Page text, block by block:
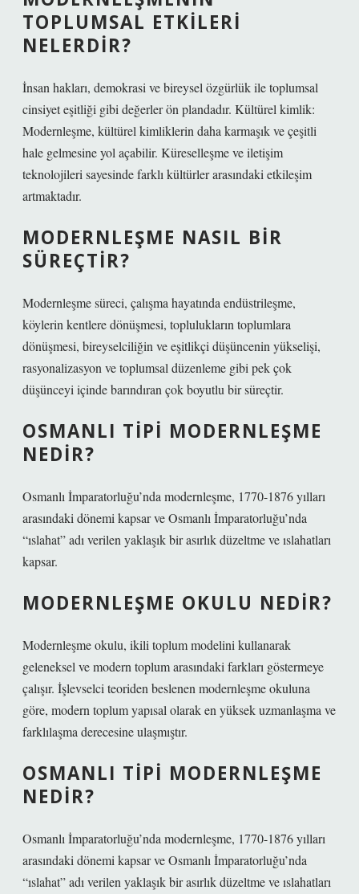
TOPLUMSAL ETKILERI
NELERDIR?
İnsan hakları, demokrasi ve bireysel özgürlük ile toplumsal
cinsiyet eşitliği gibi değerler ön plandadır. Kültürel kimlik:
Modernleşme, kültürel kimliklerin daha karmaşık ve çeşitli
hale gelmesine yol açabilir. Küreselleşme ve iletişim
teknolojileri sayesinde farklı kültürler arasındaki etkileşim
artmaktadır.
MODERNLEŞME NASIL BIR
SÜREÇTIR?
Modernleşme süreci, çalışma hayatında endüstrileşme,
köylerin kentlere dönüşmesi, toplulukların toplumlara
dönüşmesi, bireyselciliğin ve eşitlikçi düşüncenin yükselişi,
rasyonalizasyon ve toplumsal düzenleme gibi pek çok
düşünceyi içinde barındıran çok boyutlu bir süreçtir.
OSMANLI TIPI MODERNLEŞME
NEDIR?
Osmanlı İmparatorluğu’nda modernleşme, 1770-1876 yılları
arasındaki dönemi kapsar ve Osmanlı İmparatorluğu’nda
“ıslahat” adı verilen yaklaşık bir asırlık düzeltme ve ıslahatları
kapsar.
MODERNLEŞME OKULU NEDIR?
Modernleşme okulu, ikili toplum modelini kullanarak
geleneksel ve modern toplum arasındaki farkları göstermeye
çalışır. İşlevselci teoriden beslenen modernleşme okuluna
göre, modern toplum yapısal olarak en yüksek uzmanlaşma ve
farklılaşma derecesine ulaşmıştır.
OSMANLI TIPI MODERNLEŞME
NEDIR?
Osmanlı İmparatorluğu’nda modernleşme, 1770-1876 yılları
arasındaki dönemi kapsar ve Osmanlı İmparatorluğu’nda
“ıslahat” adı verilen yaklaşık bir asırlık düzeltme ve ıslahatları